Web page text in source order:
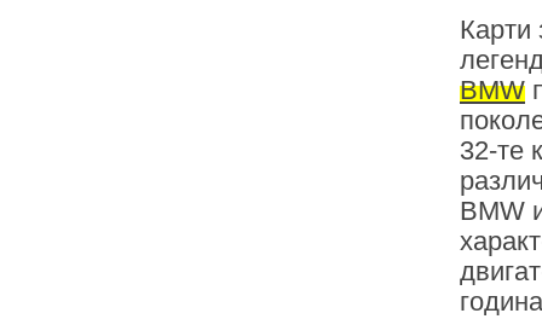
Карти
BMW
32-те
BMW